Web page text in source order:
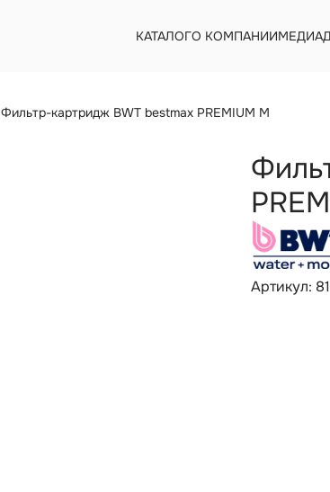
КАТАЛОГО КОМПАНИИМЕДИА
Фильтр-картридж BWT bestmax PREMIUM M
Артикул: